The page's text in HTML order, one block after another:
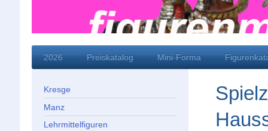
2026 Preiskatalog Mini-Forma
Kresge
Manz
Lehrmittelfiguren